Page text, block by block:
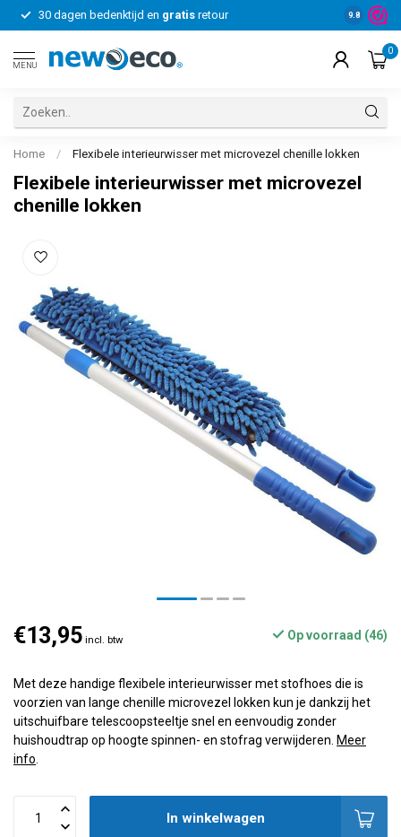
30 dagen bedenktijd en gratis retour Voor
9.8
MENU
0
Home / Flexibele interieurwisser met microvezel chenille lokken
Flexibele interieurwisser met microvezel
chenille lokken
€13,95 incl. btw Op voorraad (46)
Met deze handige flexibele interieurwisser met stofhoes die is
voorzien van lange chenille microvezel lokken kun je dankzij het
uitschuifbare telescoopsteeltje snel en eenvoudig zonder
huishoudtrap op hoogte spinnen- en stofrag verwijderen. Meer
info
In winkelwagen